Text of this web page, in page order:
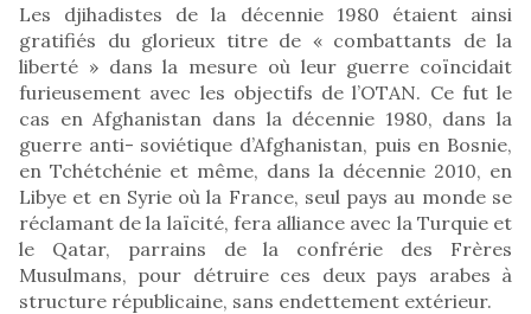
Les djihadistes de la décennie 1980 étaient ainsi
gratifiés du glorieux titre de « combattants de la
liberté » dans la mesure où leur guerre coïncidait
furieusement avec les objectifs de l’OTAN. Ce fut le
cas en Afghanistan dans la décennie 1980, dans la
guerre anti- soviétique d’Afghanistan, puis en Bosnie,
en Tchétchénie et même, dans la décennie 2010, en
Libye et en Syrie où la France, seul pays au monde se
réclamant de la laïcité, fera alliance avec la Turquie et
le Qatar, parrains de la confrérie des Frères
Musulmans, pour détruire ces deux pays arabes à
structure républicaine, sans endettement extérieur.